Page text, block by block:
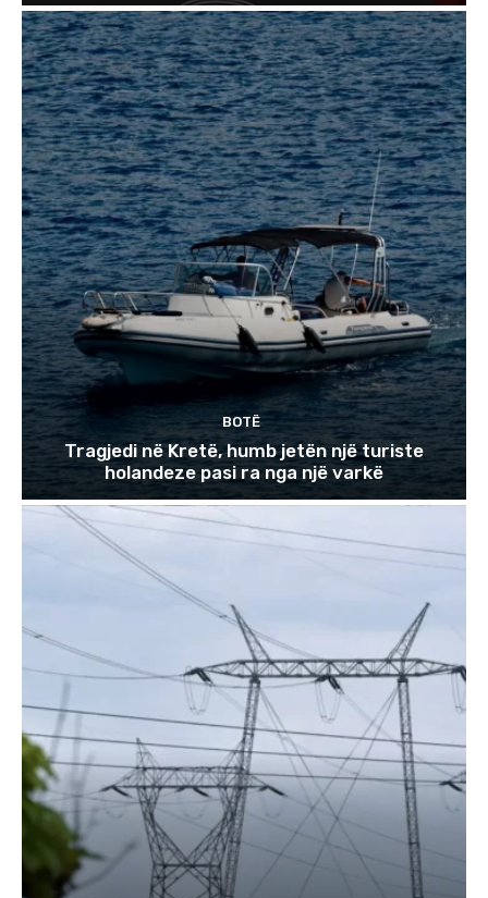
BOTË
Tragjedi në Kretë, humb jetën një turiste
holandeze pasi ra nga një varkë